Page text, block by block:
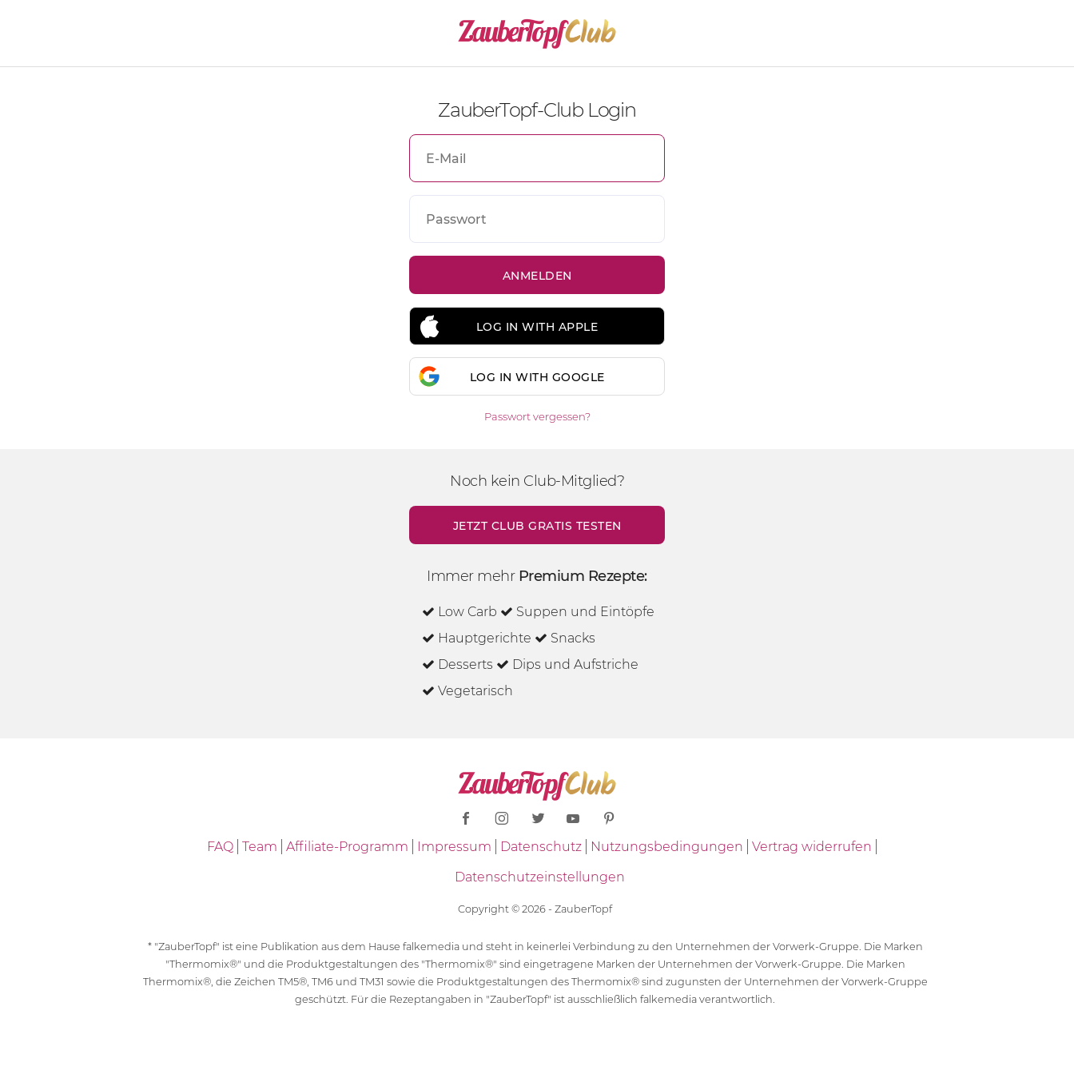
ZauberTopf-Club Login
LOG IN WITH APPLE
LOG IN WITH GOOGLE
Passwort vergessen?
Noch kein Club-Mitglied?
JETZT CLUB GRATIS TESTEN
Immer mehr Premium Rezepte:
Low Carb
Suppen und Eintöpfe
Hauptgerichte
Snacks
Desserts
Dips und Aufstriche
Vegetarisch
FAQ Team Affiliate-Programm Impressum Datenschutz Nutzungsbedingungen
Vertrag widerrufen
Datenschutzeinstellungen
Copyright © 2026 - ZauberTopf
* "ZauberTopf" ist eine Publikation aus dem Hause falkemedia und steht in keinerlei Verbindung zu den Unternehmen der Vorwerk-Gruppe. Die Marken
"Thermomix®" und die Produktgestaltungen des "Thermomix®" sind eingetragene Marken der Unternehmen der Vorwerk-Gruppe. Die Marken
Thermomix®, die Zeichen TM5®, TM6 und TM31 sowie die Produktgestaltungen des Thermomix® sind zugunsten der Unternehmen der Vorwerk-Gruppe
geschützt. Für die Rezeptangaben in "ZauberTopf" ist ausschließlich falkemedia verantwortlich.